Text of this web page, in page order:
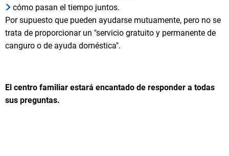
cómo pasan el tiempo juntos.
Por supuesto que pueden ayudarse mutuamente, pero no se
trata de proporcionar un "servicio gratuito y permanente de
canguro o de ayuda doméstica".
El centro familiar estará encantado de responder a todas
sus preguntas.